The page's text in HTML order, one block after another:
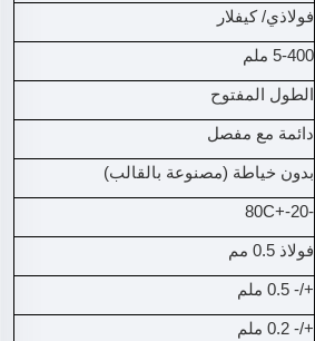
فولاذي/ كيفلار
5-400 ملم
الطول المفتوح
دائمة مع مفصل
بدون خياطة (مصنوعة بالقالب)
-20-+80C
فولاذ 0.5 مم
+/- 0.5 ملم
+/- 0.2 ملم